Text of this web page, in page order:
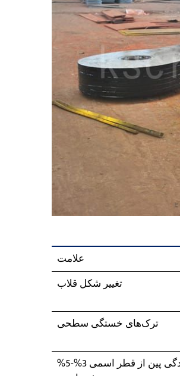
علامت
تغییر شکل قلاب
ترک‌های خستگی سطحی
ساییدگی پین از قطر اسمی 3%-5%